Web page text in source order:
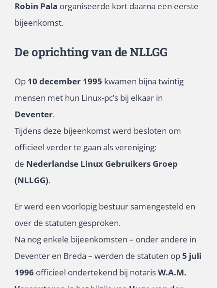
Robin Pala organiseerde kort daarna een eerste
bijeenkomst.
De oprichting van de NLLGG
Op 10 december 1995 kwamen bijna twintig
mensen met hun Linux-pc’s bij elkaar in
Deventer.
Tijdens deze bijeenkomst werd besloten om
officieel verder te gaan als vereniging:
de Nederlandse Linux Gebruikers Groep
(NLLGG).
Er werd een voorlopig bestuur samengesteld en
over de statuten gesproken.
Na nog enkele bijeenkomsten – onder andere in
Deventer en Breda – werden de statuten op5 juli
1996officieel ondertekend bij notarisW.A.M.